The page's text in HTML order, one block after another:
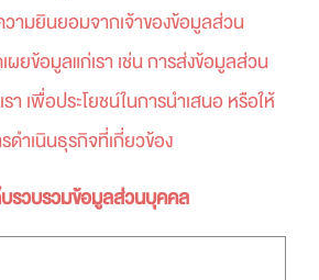
ามยินยอมจากเจ้าของข้อมูลส่วน
ผยข้อมูลแก่เรา เช่น การส่งข้อมูลส่วน
า เพื่อประโยชน์ในการนำเสนอ หรือให้
ดำเนินธุรกิจที่เกี่ยวข้อง
บรวบรวมข้อมูลส่วนบุคคล